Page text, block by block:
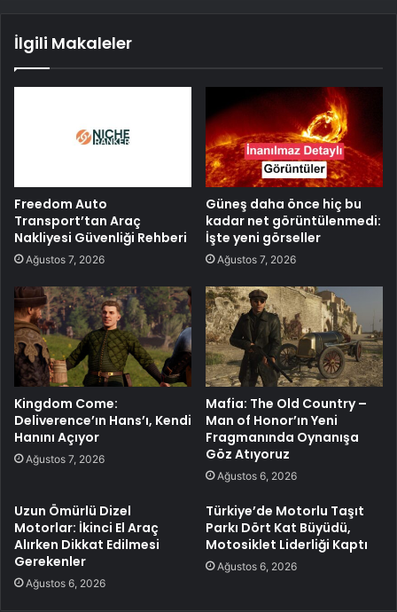
İlgili Makaleler
Freedom Auto
Transport’tan Araç
Nakliyesi Güvenliği Rehberi
Ağustos 7, 2026
Güneş daha önce hiç bu
kadar net görüntülenmedi:
İşte yeni görseller
Ağustos 7, 2026
Kingdom Come:
Deliverence’ın Hans’ı, Kendi
Hanını Açıyor
Ağustos 7, 2026
Mafia: The Old Country –
Man of Honor’ın Yeni
Fragmanında Oynanışa
Göz Atıyoruz
Ağustos 6, 2026
Uzun Ömürlü Dizel
Motorlar: İkinci El Araç
Alırken Dikkat Edilmesi
Gerekenler
Ağustos 6, 2026
Türkiye’de Motorlu Taşıt
Parkı Dört Kat Büyüdü,
Motosiklet Liderliği Kaptı
Ağustos 6, 2026